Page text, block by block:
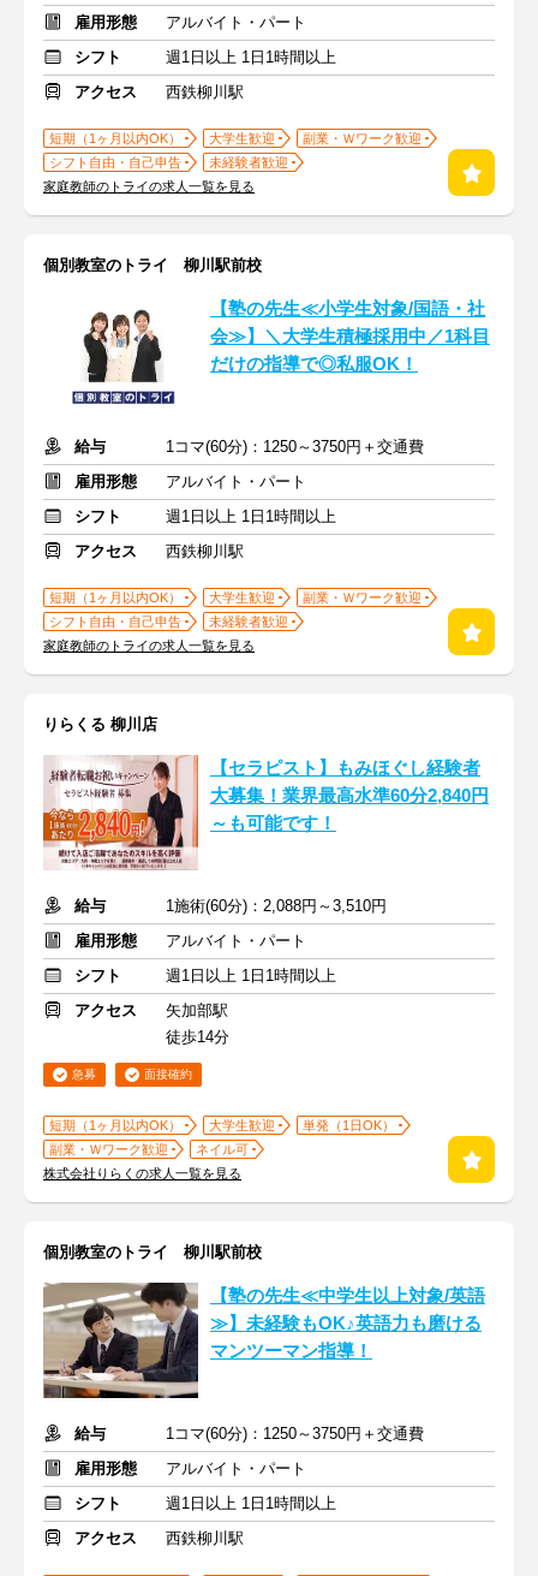
雇用形態
アルバイト・パート
シフト
週1日以上 1日1時間以上
アクセス
西鉄柳川駅
短期（1ヶ月以内OK） 大学生歓迎
副業・Ｗワーク歓迎
シフト自由・自己申告
未経験者歓迎
家庭教師のトライの求人一覧を見る
個別教室のトライ 柳川駅前校
【塾の先生≪小学生対象/国語・社
会≫】＼大学生積極採用中／1科目
だけの指導で◎私服OK！
給与
1コマ(60分)：1250～3750円＋交通費
雇用形態
アルバイト・パート
シフト
週1日以上 1日1時間以上
アクセス
西鉄柳川駅
短期（1ヶ月以内OK） 大学生歓迎
副業・Ｗワーク歓迎
シフト自由・自己申告
未経験者歓迎
家庭教師のトライの求人一覧を見る
りらくる 柳川店
【セラピスト】もみほぐし経験者
大募集！業界最高水準60分2,840円
～も可能です！
給与
1施術(60分)：2,088円～3,510円
雇用形態
アルバイト・パート
シフト
週1日以上 1日1時間以上
アクセス
矢加部駅
徒歩14分
急募 面接確約
短期（1ヶ月以内OK） 大学生歓迎
単発（1日OK）
副業・Ｗワーク歓迎
ネイル可
株式会社りらくの求人一覧を見る
個別教室のトライ 柳川駅前校
【塾の先生≪中学生以上対象/英語
≫】未経験もOK♪英語力も磨ける
マンツーマン指導！
給与
1コマ(60分)：1250～3750円＋交通費
雇用形態
アルバイト・パート
シフト
週1日以上 1日1時間以上
アクセス
西鉄柳川駅